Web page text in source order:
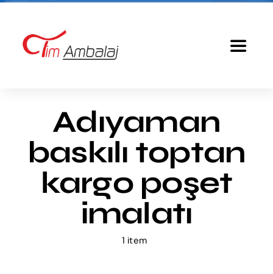
content
Toggle
Baskılı Poşet
Ürünlerimiz
Adıyaman
baskılı toptan
kargo poşet
imalatı
1 item